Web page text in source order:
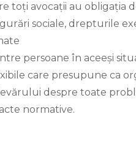
toți avocații au obligația
sociale, drepturile
persoane în aceeși
care presupune ca
despre toate
normative.